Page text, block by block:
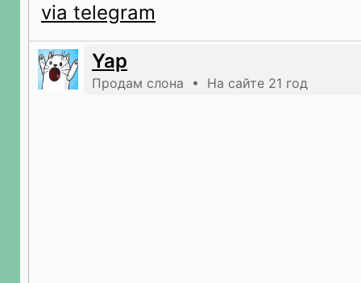
via telegram
Yap
Продам слона • На сайте 21 год